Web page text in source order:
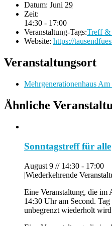
Datum: Juni 29
Zeit:
14:30 - 17:00
Veranstaltung-Tags:Treff &
Website: https://
Veranstaltungsort
Mehrgenerationenhaus
Ähnliche
Sonntagstreff für alle
August 9 // 14:30 - 17:00
|Wiederkehrende
Eine Veranstaltung, die im
14:30 Uhr am Second.
unbegrenzt wiederholt